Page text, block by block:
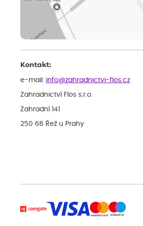
Kontakt:
e-mail: info@zahradnictvi-flos.cz
Zahradnictví Flos s.r.o.
Zahradní 141
250 68 Řež u Prahy